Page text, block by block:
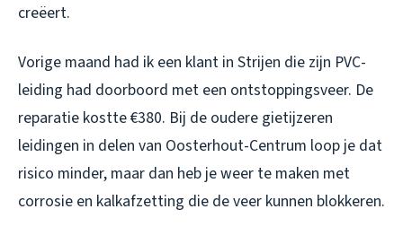
creëert.
Vorige maand had ik een klant in Strijen die zijn PVC-
leiding had doorboord met een ontstoppingsveer. De
reparatie kostte €380. Bij de oudere gietijzeren
leidingen in delen van Oosterhout-Centrum loop je dat
risico minder, maar dan heb je weer te maken met
corrosie en kalkafzetting die de veer kunnen blokkeren.